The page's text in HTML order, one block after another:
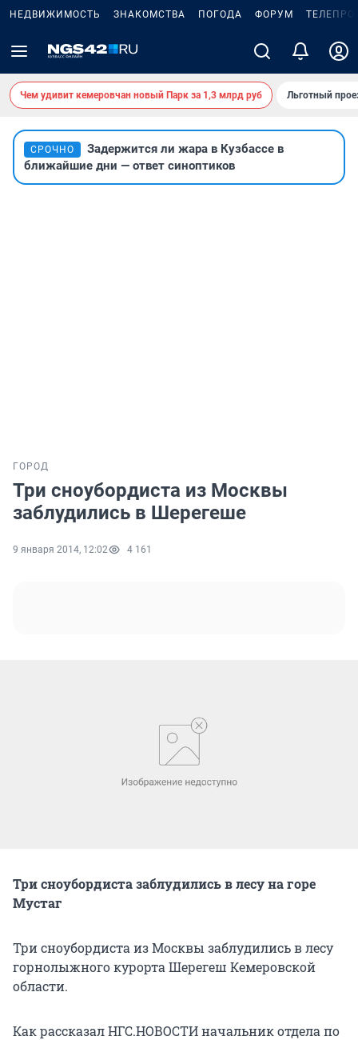
НЕДВИЖИМОСТЬ ЗНАКОМСТВА ПОГОДА ФОРУМ
Чем удивит кемеровчан новый Парк за 1,3 млрд руб Льготный
СРОЧНО
Задержится ли жара в Кузбассе в
ближайшие дни — ответ синоптиков
ГОРОД
Три сноубордиста из Москвы
заблудились в Шерегеше
9 января 2014, 12:02 4 161
Три сноубордиста заблудились в лесу на горе
Мустаг
Три сноубордиста из Москвы заблудились в лесу
горнолыжного курорта Шерегеш Кемеровской
области.
Как рассказал НГС.НОВОСТИ начальник отдела по